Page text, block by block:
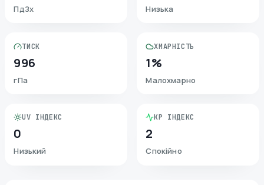
ПдЗх Низька
ТИСК
996
гПа
ХМАРНІСТЬ
1%
Малохмарно
UV ІНДЕКС
0
Низький
KP ІНДЕКС
2
Спокійно